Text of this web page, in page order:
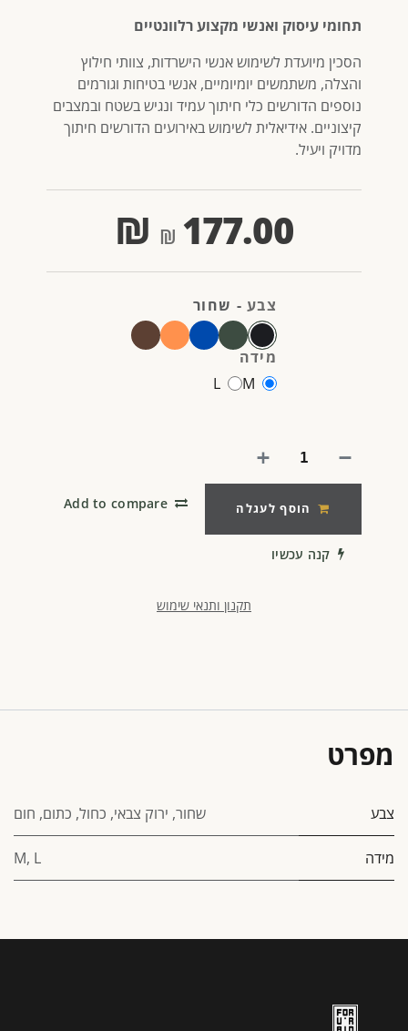
תחומי עיסוק ואנשי מקצוע רלוונטיים
הסכין מיועדת לשימוש אנשי הישרדות, צוותי חילוץ
והצלה, משתמשים יומיומיים, אנשי בטיחות וגורמים
נוספים הדורשים כלי חיתוך עמיד ונגיש בשטח ובמצבים
קיצוניים. אידיאלית לשימוש באירועים הדורשים חיתוך
מדויק ויעיל.
177.00
₪
צבע - שחור
מידה
M
L
הוסף לעגלה
קנה עכשיו
Add to compare
תקנון ותנאי שימוש
מפרט
צבע שחור, ירוק צבאי, כחול, כתום, חום
מידה M, L